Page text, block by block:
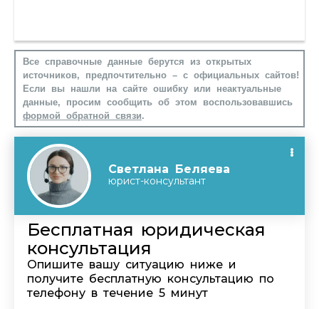
Все справочные данные берутся из открытых
источников, предпочтительно – с официальных сайтов!
Если вы нашли на сайте ошибку или неактуальные
данные, просим сообщить об этом воспользовавшись
формой обратной связи.